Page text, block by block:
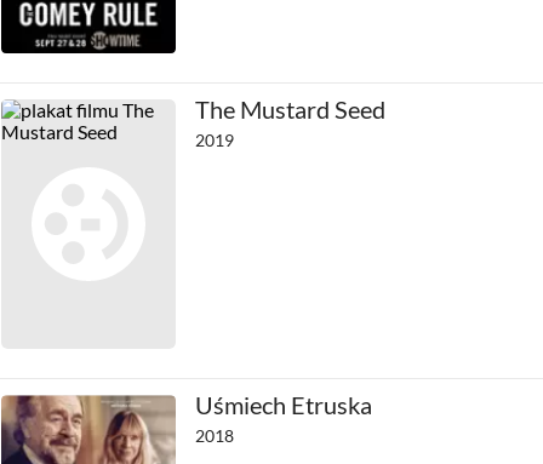
The Mustard Seed
2019
Uśmiech Etruska
2018